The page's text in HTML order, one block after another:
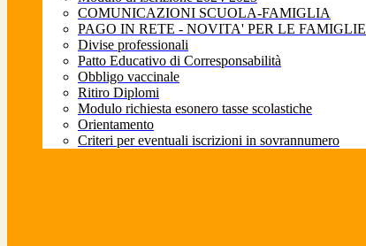
COMUNICAZIONI SCUOLA-FAMIGLIA
PAGO IN RETE - NOVITA' PER LE FAMIGLIE
Divise professionali
Patto Educativo di Corresponsabilità
Obbligo vaccinale
Ritiro Diplomi
Modulo richiesta esonero tasse scolastiche
Orientamento
Criteri per eventuali iscrizioni in sovrannumero